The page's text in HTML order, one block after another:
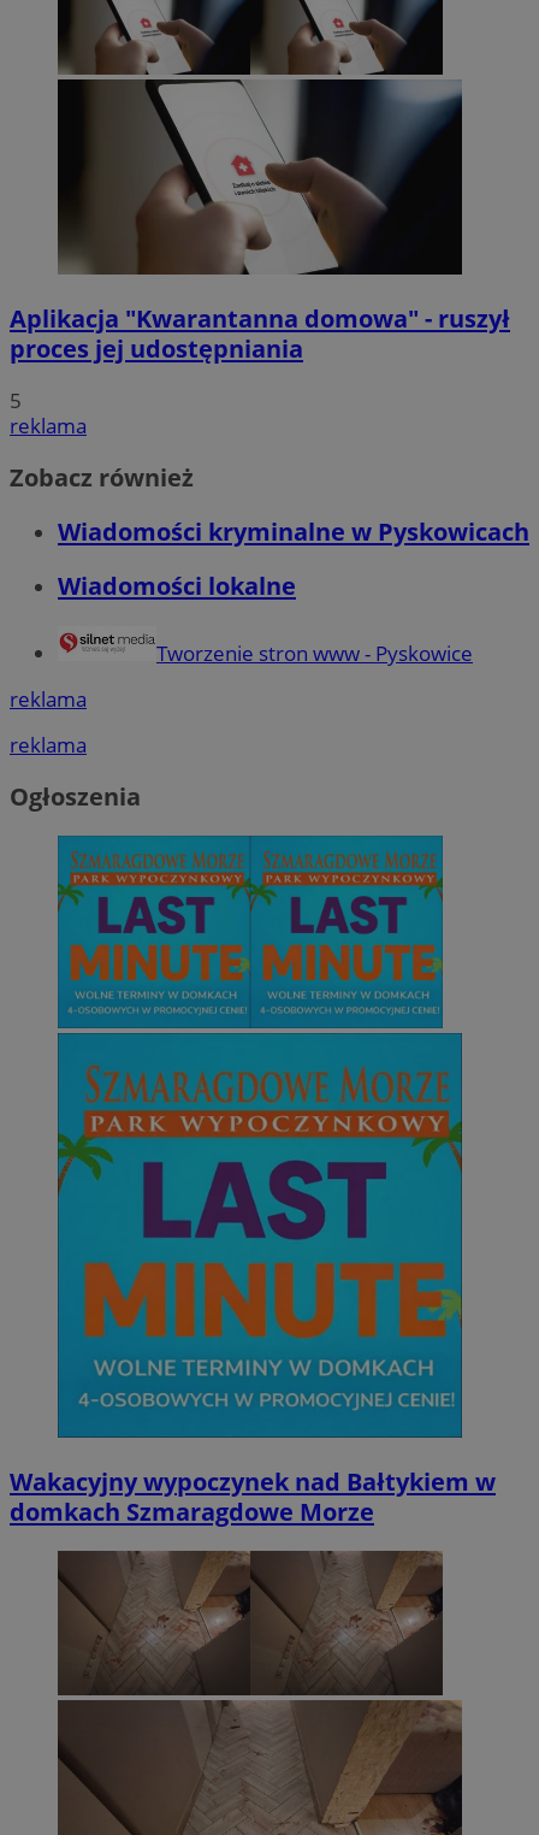
Aplikacja "Kwarantanna domowa" - ruszył
proces jej udostępniania
5
reklama
Zobacz również
Wiadomości kryminalne w Pyskowicach
Wiadomości lokalne
Tworzenie stron www - Pyskowice
reklama
reklama
Ogłoszenia
Wakacyjny wypoczynek nad Bałtykiem w
domkach Szmaragdowe Morze